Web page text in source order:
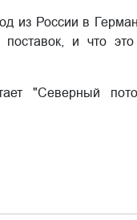
из России в
и что
"Северный